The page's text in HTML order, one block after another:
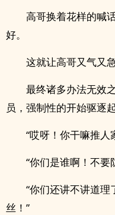
高哥换着花样的喊
好。
这就让高哥又气又
最终诸多办法无效
员，强制性的开始驱逐
“哎呀！你干嘛推人
“你们是谁啊！不要
“你们还讲不讲道
丝！”